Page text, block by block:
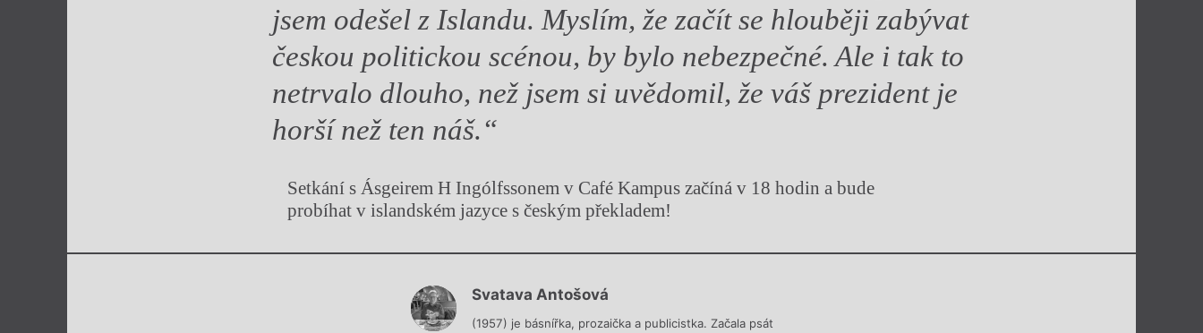
jsem odešel z Islandu. Myslím, že začít se hlouběji zabývat
českou politickou scénou, by bylo nebezpečné. Ale i tak to
netrvalo dlouho, než jsem si uvědomil, že váš prezident je
horší než ten náš.“
Setkání s Ásgeirem H Ingólfssonem v Café Kampus začíná v 18 hodin a bude
probíhat v islandském jazyce s českým překladem!
Chviličku.
Svatava Antošová
(1957) je básnířka, prozaička a publicistka. Začala psát